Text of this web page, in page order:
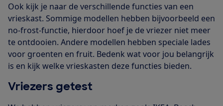
Ook kijk je naar de verschillende functies van een
vrieskast. Sommige modellen hebben bijvoorbeeld een
no-frost-functie, hierdoor hoef je de vriezer niet meer
te ontdooien. Andere modellen hebben speciale lades
voor groenten en fruit. Bedenk wat voor jou belangrijk
is en kijk welke vrieskasten deze functies bieden.
Vriezers getest